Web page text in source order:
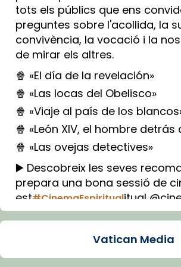
tots els públics que ens
preguntes sobre l'acollida, la
convivència, la vocació i la
de mirar els altres.
🍿 «El día de la revelación»
🍿 «Las locas del Obelisco»
🍿 «Viaje al país de los
🍿 «León XIV, el hombre detrás
🍿 «Las ovejas detectives»
▶️ Descobreix les seves
prepara una bona sessió de
est#CinemaEspiritualitual
Imatge: Generada amb IA
Vatican Media